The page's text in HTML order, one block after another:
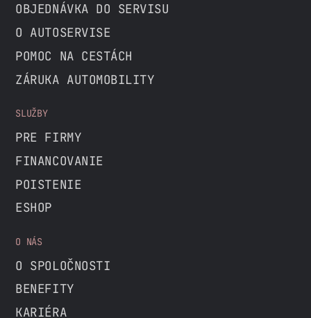
OBJEDNÁVKA DO SERVISU
O AUTOSERVISE
POMOC NA CESTÁCH
ZÁRUKA AUTOMOBILITY
SLUŽBY
PRE FIRMY
FINANCOVANIE
POISTENIE
ESHOP
O NÁS
O SPOLOČNOSTI
BENEFITY
KARIÉRA